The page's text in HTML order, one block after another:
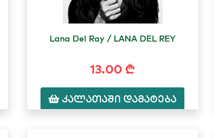
Lana Del Ray / LANA DEL REY
13.00 ₾
კალათაში დამატება